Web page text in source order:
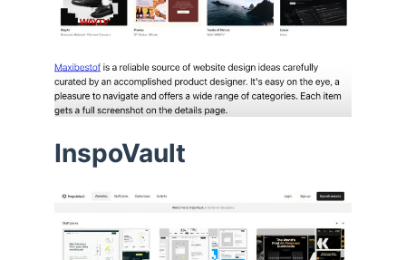
InspoVault